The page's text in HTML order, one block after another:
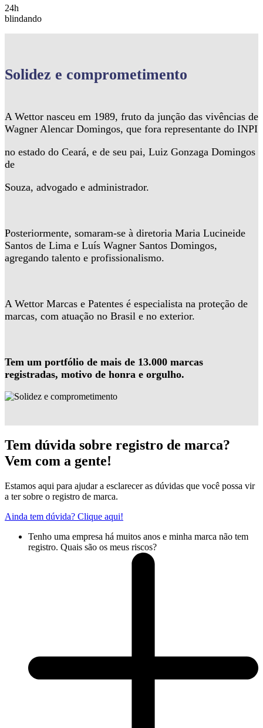
24h
blindando
Solidez e comprometimento
A Wettor nasceu em 1989, fruto da junção das vivências de
Wagner Alencar Domingos, que fora representante do INPI
no estado do Ceará, e de seu pai, Luiz Gonzaga Domingos
de
Souza, advogado e administrador.
Posteriormente, somaram-se à diretoria Maria Lucineide
Santos de Lima e Luís Wagner Santos Domingos,
agregando talento e profissionalismo.
A Wettor Marcas e Patentes é especialista na proteção de
marcas, com atuação no Brasil e no exterior.
Tem um portfólio de mais de 13.000 marcas
registradas, motivo de honra e orgulho.
Tem dúvida sobre registro de marca?
Vem com a gente!
Estamos aqui para ajudar a esclarecer as dúvidas que você possa vir
a ter sobre o registro de marca.
Ainda tem dúvida? Clique aqui!
Tenho uma empresa há muitos anos e minha marca não tem
registro. Quais são os meus riscos?